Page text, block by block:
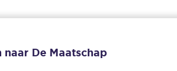
De Maatschap